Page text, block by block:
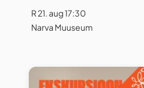
R 21. aug 17:30
Narva Muuseum